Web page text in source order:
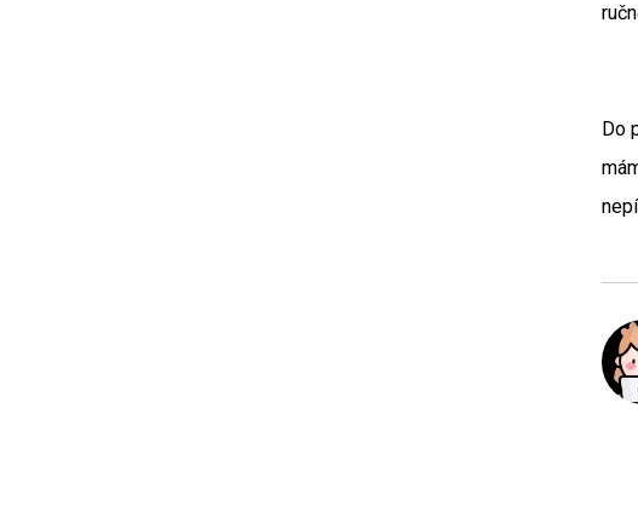
Do